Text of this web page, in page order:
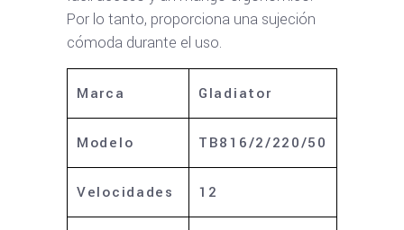
Por lo tanto, proporciona una sujeción
cómoda durante el uso.
Marca Gladiator
Modelo TB816/2/220/50
Velocidades 12